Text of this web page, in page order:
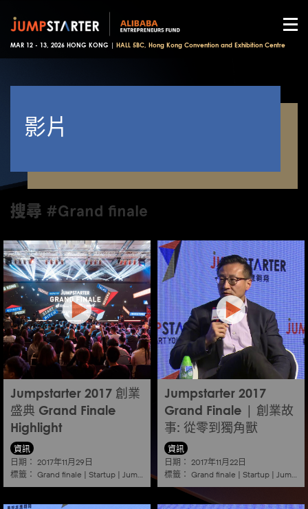
MAR 12 - 13, 2026 HONG KONG | HALL 5BC, Hong Kong Convention and Exhibition Centre
影片
搜尋 #Grand finale
Jumpstarter 2017 創業
盛典 Grand Finale
Highlight
資訊
日期： 2017年11月29日
標籤： Grand finale | Startup | Jumpstarter |Hkcec
Jumpstarter 2017
Grand Finale | 創業故
事: 從零到獨角獸
資訊
日期： 2017年11月22日
標籤： Grand finale | Startup | Jumpstarter